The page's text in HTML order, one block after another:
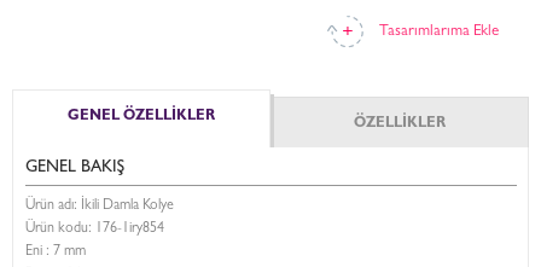
Tasarımlarıma Ekle
GENEL ÖZELLİKLER ÖZELLİKLER
GENEL BAKIŞ
Ürün adı: İkili Damla Kolye
Ürün kodu: 176-1iry854
Eni : 7 mm